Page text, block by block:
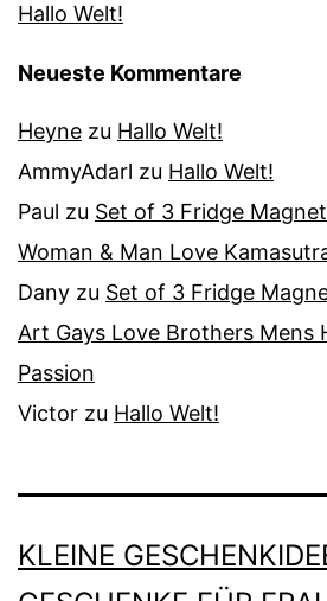
Hallo Welt!
Neueste Kommentare
Heyne zu Hallo Welt!
AmmyAdarl zu Hallo Welt!
Paul zu Set of 3 Fridge
Woman & Man Love
Dany zu Set of 3 Fridge
Art Gays Love Brothers Mens
Passion
Victor zu Hallo Welt!
KLEINE